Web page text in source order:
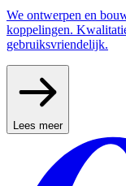
We ontwerpen en
koppelingen.
gebruiksvriendelijk.
Lees meer